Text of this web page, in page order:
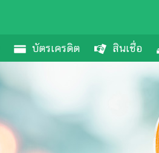
บัตรเครดิต สินเชื่อ